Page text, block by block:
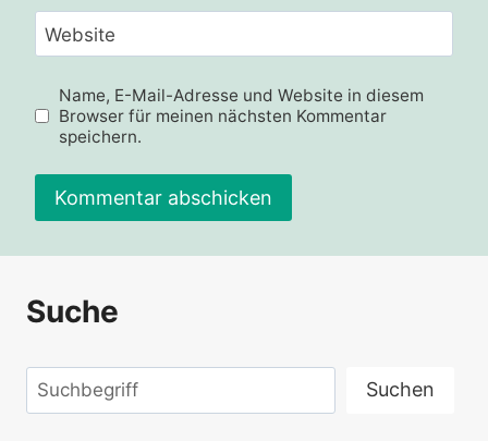
Website
Name, E-Mail-Adresse und Website in diesem
Browser für meinen nächsten Kommentar
speichern.
Alternative:
Suche
Suchen Suchen